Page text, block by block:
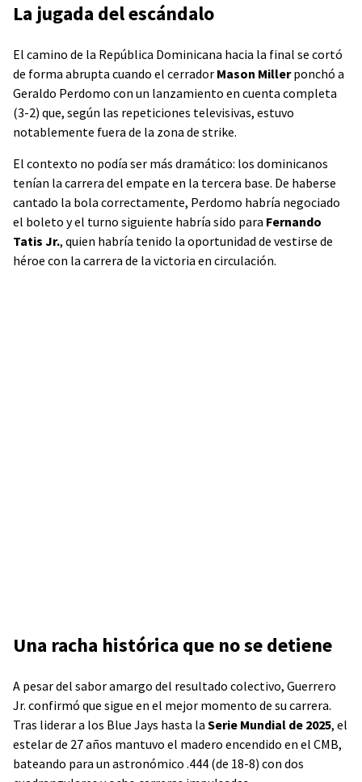
La jugada del escándalo
El camino de la República Dominicana hacia la final se cortó
de forma abrupta cuando el cerrador Mason Millerponchó a
Geraldo Perdomo con un lanzamiento en cuenta completa
(3-2) que, según las repeticiones televisivas, estuvo
notablemente fuera de la zona de strike.
El contexto no podía ser más dramático: los dominicanos
tenían la carrera del empate en la tercera base. De haberse
cantado la bola correctamente, Perdomo habría negociado
el boleto y el turno siguiente habría sido para Fernando
Tatis Jr., quien habría tenido la oportunidad de vestirse de
héroe con la carrera de la victoria en circulación.
Una racha histórica que no se detiene
A pesar del sabor amargo del resultado colectivo, Guerrero
Jr. confirmó que sigue en el mejor momento de su carrera.
Tras liderar a los Blue Jays hasta la Serie Mundial de 2025, el
estelar de 27 años mantuvo el madero encendido en el CMB,
bateando para un astronómico .444 (de 18-8) con dos